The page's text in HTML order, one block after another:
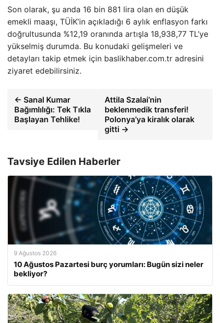
Son olarak, şu anda 16 bin 881 lira olan en düşük
emekli maaşı, TÜİK’in açıkladığı 6 aylık enflasyon farkı
doğrultusunda %12,19 oranında artışla 18,938,77 TL’ye
yükselmiş durumda. Bu konudaki gelişmeleri ve
detayları takip etmek için baslikhaber.com.tr adresini
ziyaret edebilirsiniz.
← Sanal Kumar
Bağımlılığı: Tek Tıkla
Başlayan Tehlike!
Attila Szalai’nin
beklenmedik transferi!
Polonya’ya kiralık olarak
gitti →
Tavsiye Edilen Haberler
9 Ağustos 2026
10 Ağustos Pazartesi burç yorumları: Bugün sizi neler
bekliyor?